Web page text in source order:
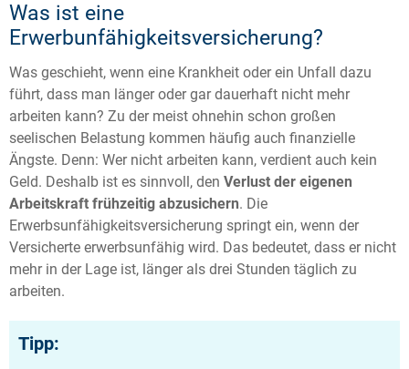
Was ist eine
Erwerbunfähigkeitsversicherung?
Was geschieht, wenn eine Krankheit oder ein Unfall dazu
führt, dass man länger oder gar dauerhaft nicht mehr
arbeiten kann? Zu der meist ohnehin schon großen
seelischen Belastung kommen häufig auch finanzielle
Ängste. Denn: Wer nicht arbeiten kann, verdient auch kein
Geld. Deshalb ist es sinnvoll, den Verlust der eigenen
Arbeitskraft frühzeitig abzusichern. Die
Erwerbsunfähigkeitsversicherung springt ein, wenn der
Versicherte erwerbsunfähig wird. Das bedeutet, dass er nicht
mehr in der Lage ist, länger als drei Stunden täglich zu
arbeiten.
Tipp: